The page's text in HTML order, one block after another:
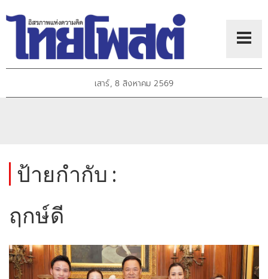
เสาร์, 8 สิงหาคม 2569
ป้ายกำกับ :
ฤกษ์ดี